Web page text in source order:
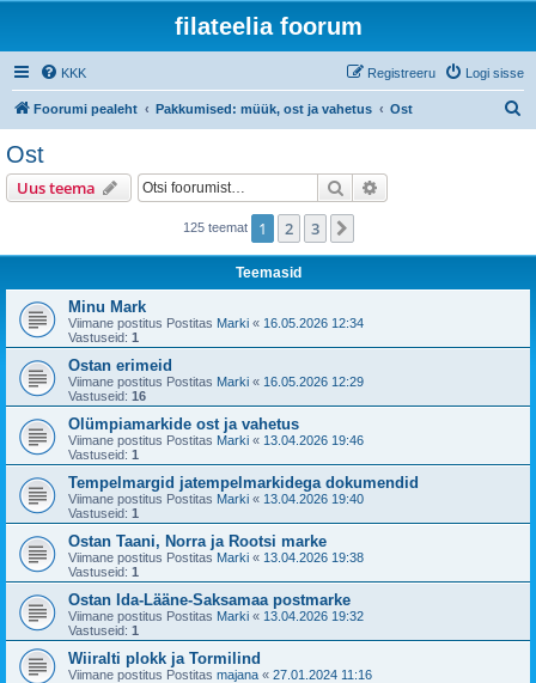
filateelia foorum
KKK Logi sisse
Registreeru
Foorumi pealeht Pakkumised: müük, ost ja vahetus Ost
Ost
Uus teema Otsi
125 teemat 1 2 3
Teemasid
Minu Mark
Viimane postitus Postitas Marki « 16.05.2026 12:34
Vastuseid: 1
Ostan erimeid
Viimane postitus Postitas Marki « 16.05.2026 12:29
Vastuseid: 16
Olümpiamarkide ost ja vahetus
Viimane postitus Postitas Marki « 13.04.2026 19:46
Vastuseid: 1
Tempelmargid jatempelmarkidega dokumendid
Viimane postitus Postitas Marki « 13.04.2026 19:40
Vastuseid: 1
Ostan Taani, Norra ja Rootsi marke
Viimane postitus Postitas Marki « 13.04.2026 19:38
Vastuseid: 1
Ostan Ida-Lääne-Saksamaa postmarke
Viimane postitus Postitas Marki « 13.04.2026 19:32
Vastuseid: 1
Wiiralti plokk ja Tormilind
Viimane postitus Postitas majana « 27.01.2024 11:16